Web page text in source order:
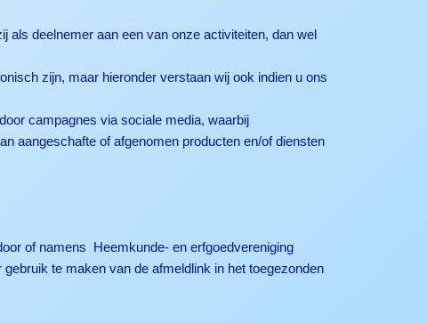
als deelnemer aan een van onze activiteiten, dan wel
zijn, maar hieronder verstaan wij ook indien u ons
campagnes via sociale media, waarbij
aangeschafte of afgenomen producten en/of diensten
of namens Heemkunde- en erfgoedvereniging
te maken van de afmeldlink in het toegezonden